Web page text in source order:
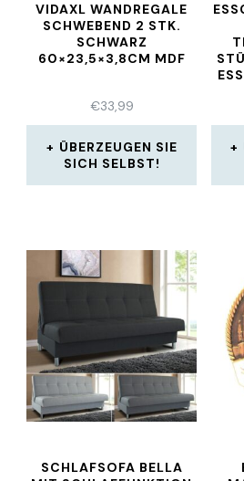
VIDAXL WANDREGALE
SCHWEBEND 2 STK.
SCHWARZ
60×23,5×3,8CM MDF
€33,99
ÜBERZEUGEN SIE
SICH SELBST!
SCHLAFSOFA BELLA